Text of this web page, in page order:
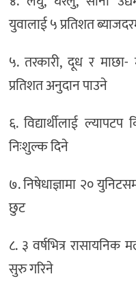
युवालाई ५ प्रतिशत
५. तरकारी, दूध र
प्रतिशत अनुदान पाउने
६. विद्यार्थीलाई
निःशुल्क दिने
७. निषेधाज्ञामा २०
छुट
८. ३ वर्षभित्र
सुरु गरिने